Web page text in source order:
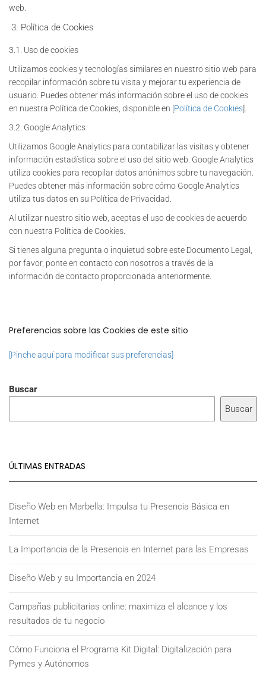
web.
Política de Cookies
3.1. Uso de cookies
Utilizamos cookies y tecnologías similares en nuestro sitio web para
recopilar información sobre tu visita y mejorar tu experiencia de
usuario. Puedes obtener más información sobre el uso de cookies
en nuestra Política de Cookies, disponible en [Política de Cookies].
3.2. Google Analytics
Utilizamos Google Analytics para contabilizar las visitas y obtener
información estadística sobre el uso del sitio web. Google Analytics
utiliza cookies para recopilar datos anónimos sobre tu navegación.
Puedes obtener más información sobre cómo Google Analytics
utiliza tus datos en su Política de Privacidad.
Al utilizar nuestro sitio web, aceptas el uso de cookies de acuerdo
con nuestra Política de Cookies.
Si tienes alguna pregunta o inquietud sobre este Documento Legal,
por favor, ponte en contacto con nosotros a través de la
información de contacto proporcionada anteriormente.
Preferencias sobre las Cookies de este sitio
[Pinche aquí para modificar sus preferencias]
Buscar
Buscar
ÚLTIMAS ENTRADAS
Diseño Web en Marbella: Impulsa tu Presencia Básica en
Internet
La Importancia de la Presencia en Internet para las Empresas
Diseño Web y su Importancia en 2024
Campañas publicitarias online: maximiza el alcance y los
resultados de tu negocio
Cómo Funciona el Programa Kit Digital: Digitalización para
Pymes y Autónomos